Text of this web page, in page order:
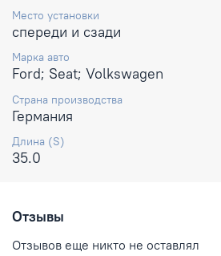
Место установки
спереди и сзади
Марка авто
Ford; Seat; Volkswagen
Страна производства
Германия
Длина (S)
35.0
Отзывы
Отзывов еще никто не оставлял